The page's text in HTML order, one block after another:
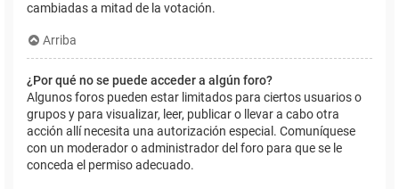
cambiadas a mitad de la votación.
Arriba
¿Por qué no se puede acceder a algún foro?
Algunos foros pueden estar limitados para ciertos usuarios o
grupos y para visualizar, leer, publicar o llevar a cabo otra
acción allí necesita una autorización especial. Comuníquese
con un moderador o administrador del foro para que se le
conceda el permiso adecuado.